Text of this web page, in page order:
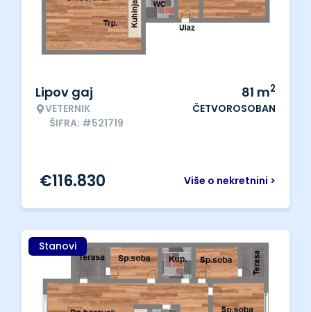
Lipov gaj
VETERNIK
ŠIFRA: #521719
81 m2
ČETVOROSOBAN
Više o nekretnini >
€116.830
Stanovi